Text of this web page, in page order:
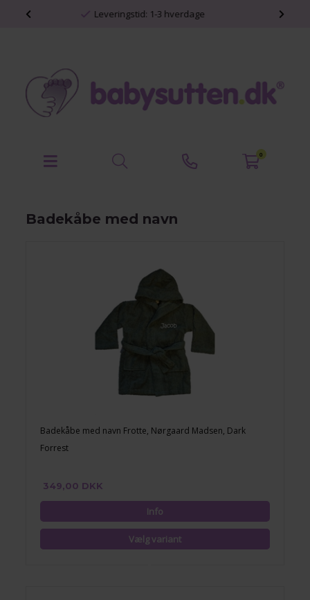
Personlige babyprodukter
0
Badekåbe med navn
Badekåbe med navn Frotte, Nørgaard Madsen, Dark
Forrest
349,00 DKK